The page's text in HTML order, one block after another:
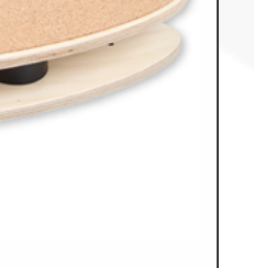
Zu den Print Medien